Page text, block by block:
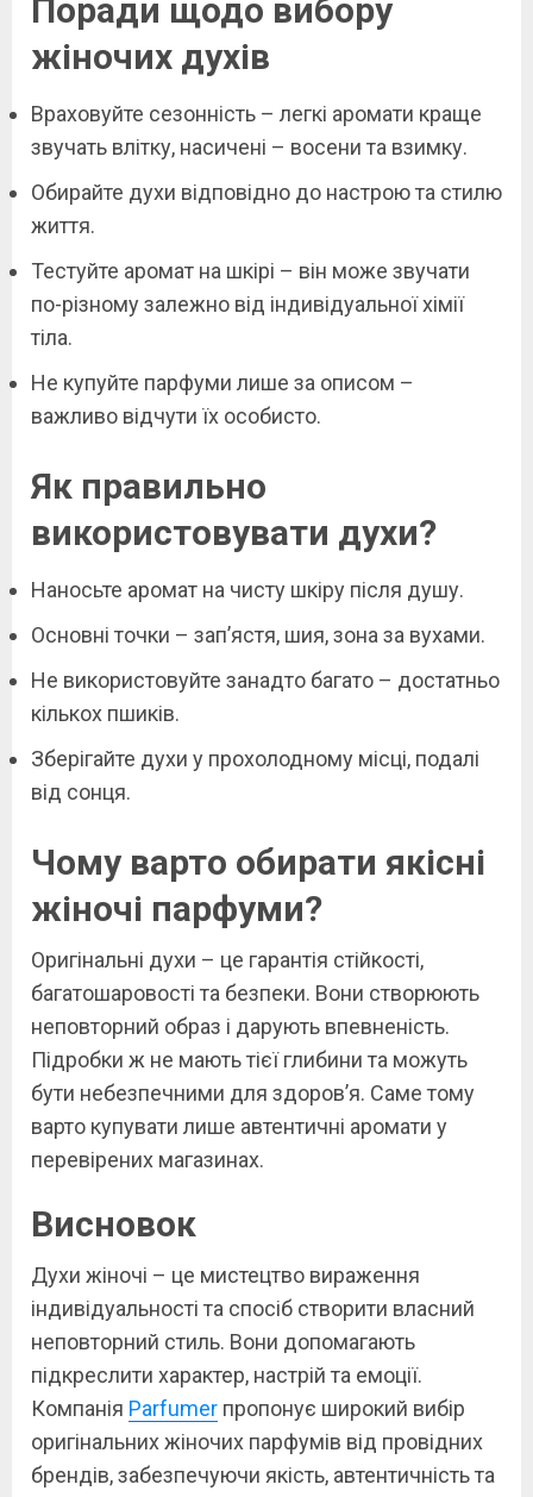
Поради щодо вибору
жіночих духів
Враховуйте сезонність – легкі аромати краще
звучать влітку, насичені – восени та взимку.
Обирайте духи відповідно до настрою та стилю
життя.
Тестуйте аромат на шкірі – він може звучати
по-різному залежно від індивідуальної хімії
тіла.
Не купуйте парфуми лише за описом –
важливо відчути їх особисто.
Як правильно
використовувати духи?
Наносьте аромат на чисту шкіру після душу.
Основні точки – зап’ястя, шия, зона за вухами.
Не використовуйте занадто багато – достатньо
кількох пшиків.
Зберігайте духи у прохолодному місці, подалі
від сонця.
Чому варто обирати якісні
жіночі парфуми?
Оригінальні духи – це гарантія стійкості,
багатошаровості та безпеки. Вони створюють
неповторний образ і дарують впевненість.
Підробки ж не мають тієї глибини та можуть
бути небезпечними для здоров’я. Саме тому
варто купувати лише автентичні аромати у
перевірених магазинах.
Висновок
Духи жіночі – це мистецтво вираження
індивідуальності та спосіб створити власний
неповторний стиль. Вони допомагають
підкреслити характер, настрій та емоції.
Компанія Parfumer пропонує широкий вибір
оригінальних жіночих парфумів від провідних
брендів, забезпечуючи якість, автентичність та